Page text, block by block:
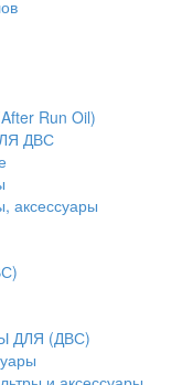
Run Oil)
ДВС
аксессуары
ДЛЯ (ДВС)